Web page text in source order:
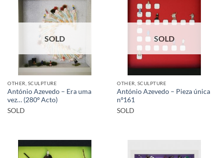
SOLD
OTHER, SCULPTURE
António Azevedo – Era uma
vez… (280º Acto)
SOLD
SOLD
OTHER, SCULPTURE
António Azevedo – Pieza única
nº161
SOLD